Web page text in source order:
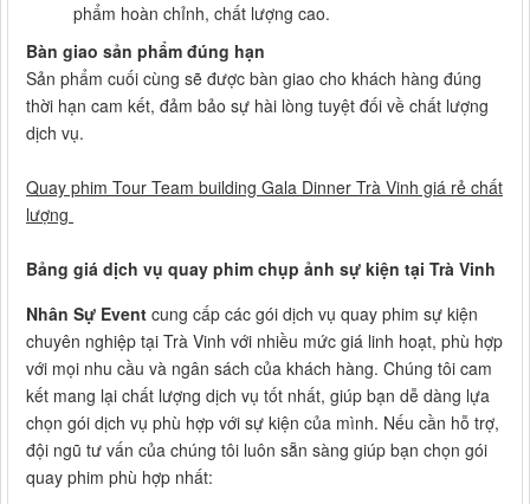
phẩm hoàn chỉnh, chất lượng cao.
Bàn giao sản phẩm đúng hạn
Sản phẩm cuối cùng sẽ được bàn giao cho khách hàng đúng
thời hạn cam kết, đảm bảo sự hài lòng tuyệt đối về chất lượng
dịch vụ.
Quay phim Tour Team building Gala Dinner Trà Vinh giá rẻ chất
lượng
Bảng giá dịch vụ quay phim chụp ảnh sự kiện tại Trà Vinh
Nhân Sự Event cung cấp các gói dịch vụ quay phim sự kiện
chuyên nghiệp tại Trà Vinh với nhiều mức giá linh hoạt, phù hợp
với mọi nhu cầu và ngân sách của khách hàng. Chúng tôi cam
kết mang lại chất lượng dịch vụ tốt nhất, giúp bạn dễ dàng lựa
chọn gói dịch vụ phù hợp với sự kiện của mình. Nếu cần hỗ trợ,
đội ngũ tư vấn của chúng tôi luôn sẵn sàng giúp bạn chọn gói
quay phim phù hợp nhất: